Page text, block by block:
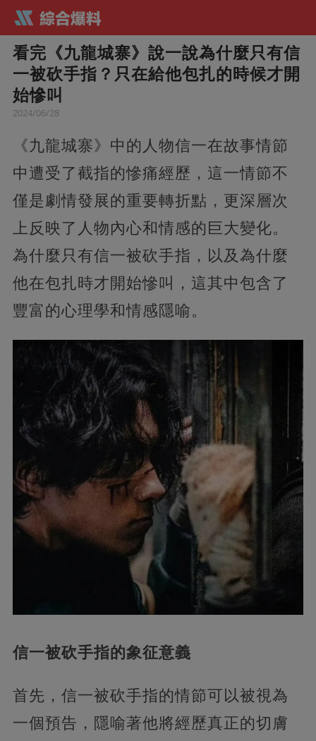
看完《九龍城寨》說一說為什麼只有信
一被砍手指？只在給他包扎的時候才開
始慘叫
2024/06/28
《九龍城寨》中的人物信一在故事情節
中遭受了截指的慘痛經歷，這一情節不
僅是劇情發展的重要轉折點，更深層次
上反映了人物內心和情感的巨大變化。
為什麼只有信一被砍手指，以及為什麼
他在包扎時才開始慘叫，這其中包含了
豐富的心理學和情感隱喻。
信一被砍手指的象征意義
首先，信一被砍手指的情節可以被視為
一個預告，隱喻著他將經歷真正的切膚